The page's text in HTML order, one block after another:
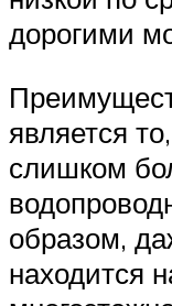
дорогими
является
слишком
образом,
находится